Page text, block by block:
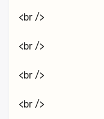
<br />
<br />
<br />
<br />